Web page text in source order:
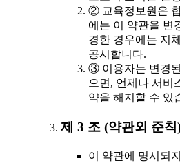
② 교육정보원은
에는 이 약관을 변
경한 경우에는 지
공시합니다.
③ 이용자는 변경
으면, 언제나 서비
약을 해지할 수 있
제 3 조 (약관외 준칙
이 약관에 명시되